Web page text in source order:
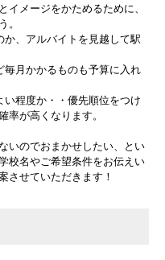
メージをかためるために、
、アルバイトを見越して駅
月かかるものも予算に入れ
程度か・・優先順位をつけ
が高くなります。
いのでおまかせしたい、とい
校名やご希望条件をお伝えい
させていただきます！